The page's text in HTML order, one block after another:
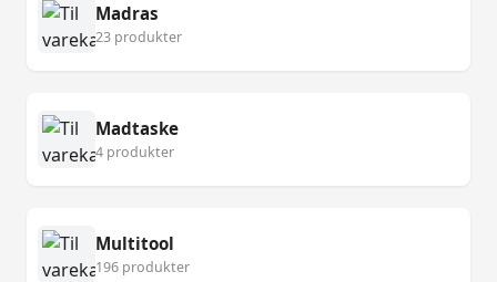
Madras
23 produkter
Madtaske
4 produkter
Multitool
196 produkter